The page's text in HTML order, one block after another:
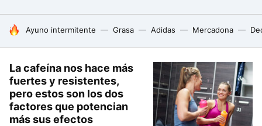
HOY SE HABLA DE
Ayuno intermitente Grasa Adidas Mercadona
La cafeína nos hace más
fuertes y resistentes,
pero estos son los dos
factores que potencian
más sus efectos